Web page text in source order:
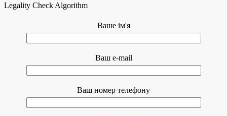
Legality Check Algorithm
Ваше ім'я
Ваш e-mail
Ваш номер телефону